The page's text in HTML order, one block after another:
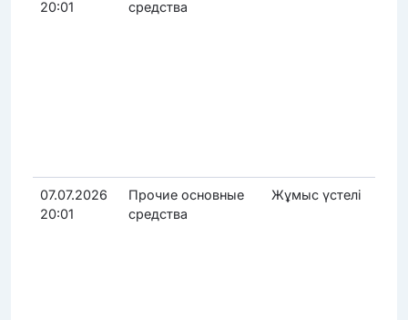
20:01
средства
07.07.2026
20:01
Прочие основные
средства
Жұмыс үстелі